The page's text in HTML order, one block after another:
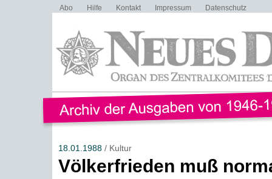
Abo Hilfe Kontakt Impressum Datenschutz
18.01.1988/ Kultur
Völkerfrieden muß